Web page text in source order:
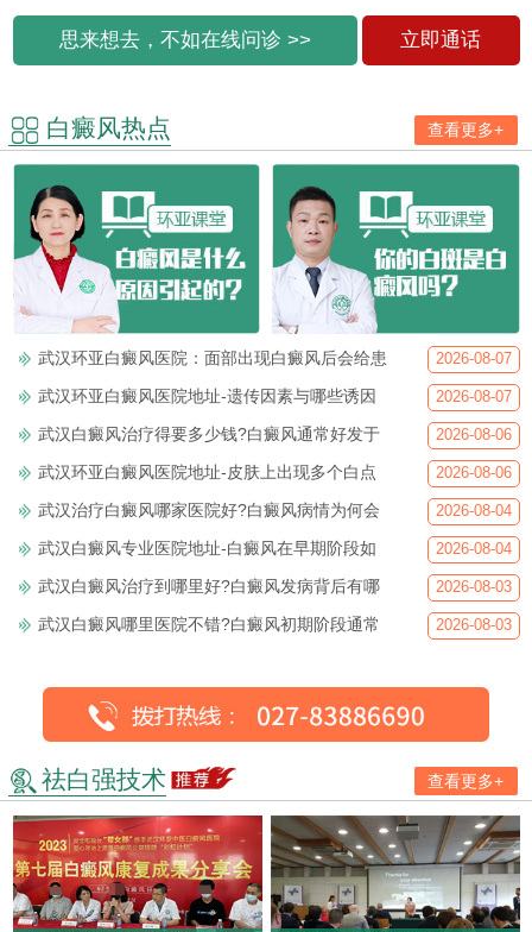
思来想去，不如在线问诊 >> 立即通话
白癜风热点 查看更多+
武汉环亚白癜风医院：面部出现白癜风后会给患 2026-08-07
武汉环亚白癜风医院地址-遗传因素与哪些诱因 2026-08-07
武汉白癜风治疗得要多少钱?白癜风通常好发于 2026-08-06
武汉环亚白癜风医院地址-皮肤上出现多个白点 2026-08-06
武汉治疗白癜风哪家医院好?白癜风病情为何会 2026-08-04
武汉白癜风专业医院地址-白癜风在早期阶段如 2026-08-04
武汉白癜风治疗到哪里好?白癜风发病背后有哪 2026-08-03
武汉白癜风哪里医院不错?白癜风初期阶段通常 2026-08-03
祛白强技术 查看更多+